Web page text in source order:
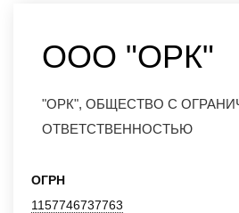
ООО "ОРК"
"ОРК", ОБЩЕСТВО С
ОТВЕТСТВЕННОСТЬЮ
ОГРН
1157746737763